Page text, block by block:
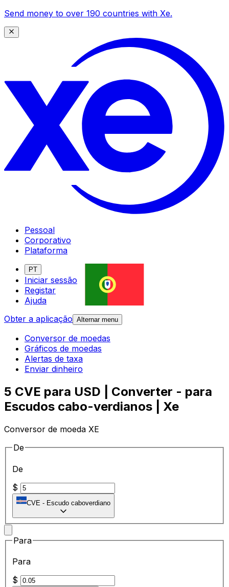
Send money to over 190 countries with Xe.
Pessoal
Corporativo
Plataforma
PT
Iniciar sessão
Registar
Ajuda
Obter a aplicação Alternar menu
Conversor de moedas
Gráficos de moedas
Alertas de taxa
Enviar dinheiro
5 CVE para USD | Converter - para
Escudos cabo-verdianos | Xe
Conversor de moeda XE
De
De
$
CVE - Escudo caboverdiano
Para
Para
$